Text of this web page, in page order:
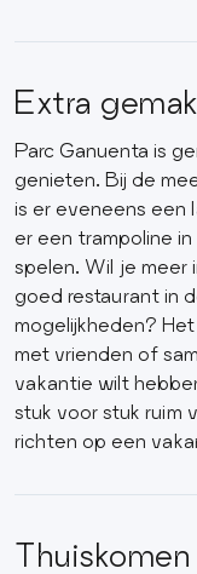
Extra
Parc Ganuenta is
genieten. Bij de
is er eveneens een
er een trampoline
spelen. Wil je meer
goed restaurant in
mogelijkheden?
met vrienden of
vakantie wilt
stuk voor stuk ruim
richten op een